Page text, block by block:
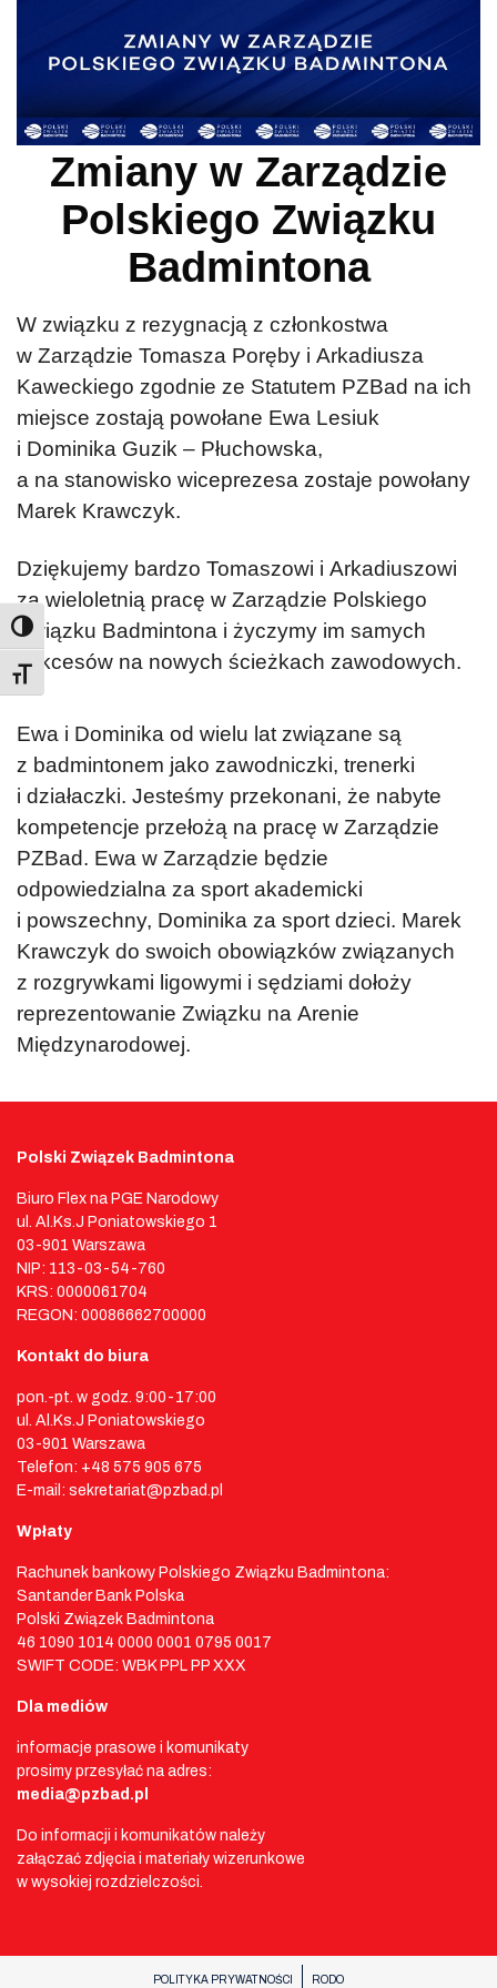
Toggle Font size
Zmiany w Zarządzie
Polskiego Związku
Badmintona
W związku z rezygnacją z członkostwa
w Zarządzie Tomasza Poręby i Arkadiusza
Kaweckiego zgodnie ze Statutem PZBad na ich
miejsce zostają powołane Ewa Lesiuk
i Dominika Guzik – Płuchowska,
a na stanowisko wiceprezesa zostaje powołany
Marek Krawczyk.
Dziękujemy bardzo Tomaszowi i Arkadiuszowi
za wieloletnią pracę w Zarządzie Polskiego
Związku Badmintona i życzymy im samych
sukcesów na nowych ścieżkach zawodowych.
Ewa i Dominika od wielu lat związane są
z badmintonem jako zawodniczki, trenerki
i działaczki. Jesteśmy przekonani, że nabyte
kompetencje przełożą na pracę w Zarządzie
PZBad. Ewa w Zarządzie będzie
odpowiedzialna za sport akademicki
i powszechny, Dominika za sport dzieci. Marek
Krawczyk do swoich obowiązków związanych
z rozgrywkami ligowymi i sędziami dołoży
reprezentowanie Związku na Arenie
Międzynarodowej.
Polski Związek Badmintona
Biuro Flex na PGE Narodowy
ul. Al.Ks.J Poniatowskiego 1
03-901 Warszawa
NIP: 113-03-54-760
KRS: 0000061704
REGON: 00086662700000
Kontakt do biura
pon.-pt. w godz. 9:00-17:00
ul. Al.Ks.J Poniatowskiego
03-901 Warszawa
Telefon: +48 575 905 675
E-mail: sekretariat@pzbad.pl
Wpłaty
Rachunek bankowy Polskiego Związku Badmintona:
Santander Bank Polska
Polski Związek Badmintona
46 1090 1014 0000 0001 0795 0017
SWIFT CODE: WBK PPL PP XXX
Dla mediów
informacje prasowe i komunikaty
prosimy przesyłać na adres:
media@pzbad.pl
Do informacji i komunikatów należy
załączać zdjęcia i materiały wizerunkowe
w wysokiej rozdzielczości.
POLITYKA PRYWATNOŚCI RODO